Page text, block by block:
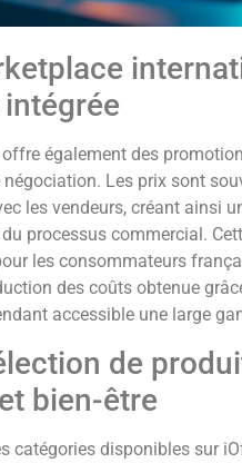
également des
Les prix sont
les vendeurs, créant ainsi
processus commercial.
les consommateurs
des coûts obtenue
accessible une large
de
bien-être
catégories disponibles sur